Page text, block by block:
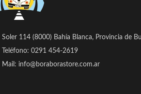
Soler 114 (8000) Bahía Blanca, Provincia de
Teléfono: 0291 454-2619
Mail: info@boraborastore.com.ar